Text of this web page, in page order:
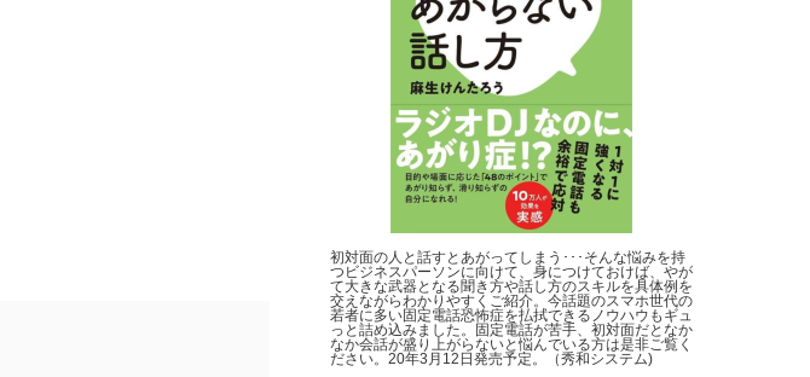
初対面の人と話すとあがってしまう･･･そんな悩みを持
つビジネスパーソンに向けて、身につけておけば、やが
て大きな武器となる聞き方や話し方のスキルを具体例を
交えながらわかりやすくご紹介。今話題のスマホ世代の
若者に多い固定電話恐怖症を払拭できるノウハウもギュ
っと詰め込みました。固定電話が苦手、初対面だとなか
なか会話が盛り上がらないと悩んでいる方は是非ご覧く
ださい。20年3月12日発売予定。（秀和システム)